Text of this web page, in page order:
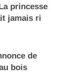
princesse
jamais ri
de
bois